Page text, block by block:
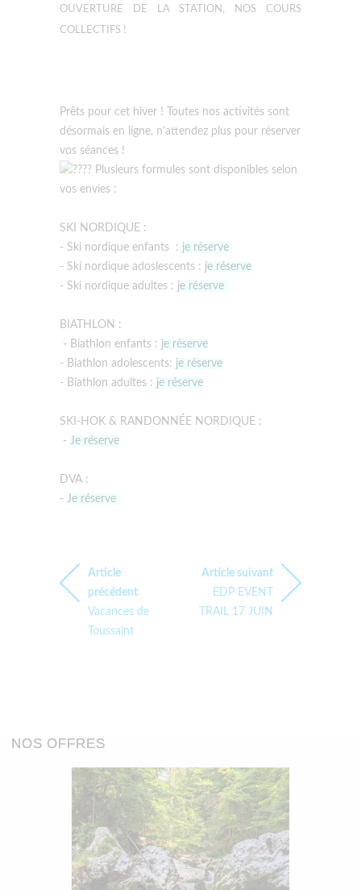
OUVERTURE DE LA STATION, NOS COURS
COLLECTIFS !
Prêts pour cet hiver ! Toutes nos activités sont
désormais en ligne, n’attendez plus pour réserver
vos séances !
Plusieurs formules sont disponibles selon
vos envies :
SKI NORDIQUE :
- Ski nordique enfants : je réserve
- Ski nordique adoslescents : je réserve
- Ski nordique adultes : je réserve
BIATHLON :
- Biathlon enfants : je réserve
- Biathlon adolescents: je réserve
- Biathlon adultes : je réserve
SKI-HOK & RANDONNÉE NORDIQUE :
- Je réserve
DVA :
- Je réserve
Article
précédent
Vacances de
Toussaint
Article suivant
EDP EVENT
TRAIL 17 JUIN
NOS OFFRES